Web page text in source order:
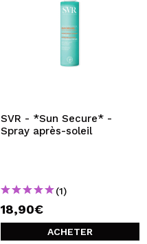
SVR - *Sun Secure* -
Spray après-soleil
(1)
18,90€
ACHETER